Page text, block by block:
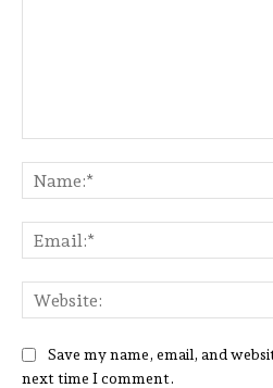
Save my name, email, and
next time I comment.